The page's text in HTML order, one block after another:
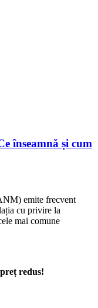
înseamnă și cum
emite frecvent
cu privire la
mai comune
redus!